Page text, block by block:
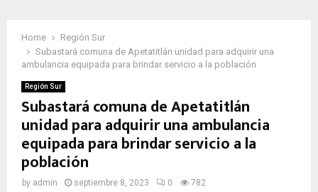
Home
Región Sur
Subastará comuna de Apetatitlán unidad para adquirir una
ambulancia equipada para brindar servicio a la población
Región Sur
Subastará comuna de Apetatitlán
unidad para adquirir una ambulancia
equipada para brindar servicio a la
población
by admin septiembre 8, 2023 0 782